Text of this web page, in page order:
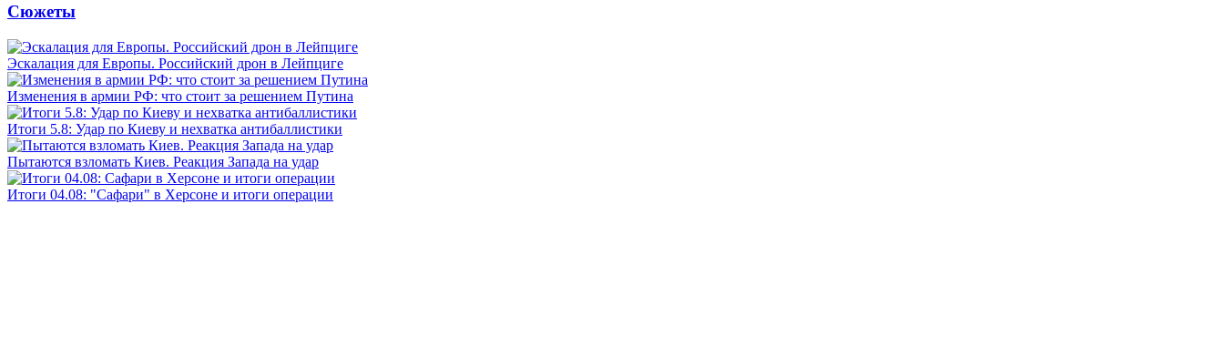
Сюжеты
Эскалация для Европы. Российский дрон в Лейпциге
Изменения в армии РФ: что стоит за решением Путина
Итоги 5.8: Удар по Киеву и нехватка антибаллистики
Пытаются взломать Киев. Реакция Запада на удар
Итоги 04.08: "Сафари" в Херсоне и итоги операции